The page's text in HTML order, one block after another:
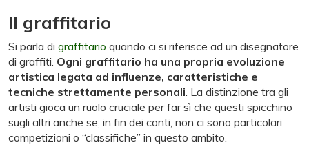
Il graffitario
Si parla di graffitario quando ci si riferisce ad un disegnatore
di graffiti. Ogni graffitario ha una propria evoluzione
artistica legata ad influenze, caratteristiche e
tecniche strettamente personali. La distinzione tra gli
artisti gioca un ruolo cruciale per far sì che questi spicchino
sugli altri anche se, in fin dei conti, non ci sono particolari
competizioni o “classifiche” in questo ambito.